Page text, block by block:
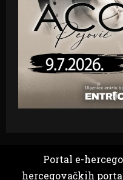
Portal e-
hercegovačkih